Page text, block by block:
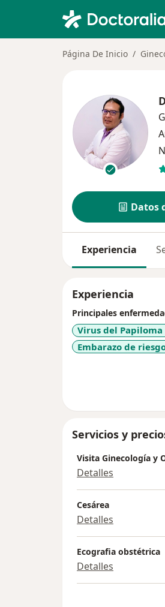
Página De Inicio
Datos
Experiencia
Experiencia
Principales
Virus del Papiloma
Embarazo de
Servicios y
Visita Ginecología y
Detalles
Cesárea
Detalles
Ecografia obstétrica
Detalles